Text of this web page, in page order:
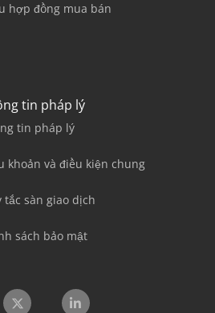
hợp đồng mua bán
tin pháp lý
tin pháp lý
khoản và điều kiện chung
tắc sàn giao dịch
sách bảo mật